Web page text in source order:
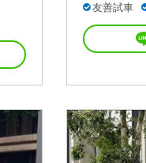
友善試車